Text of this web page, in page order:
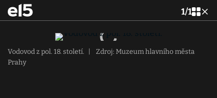
1/1
Vodovod z pol. 18. století.
Zdroj: Muzeum hlavního města
Prahy